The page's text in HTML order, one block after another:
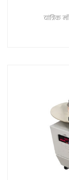
यांत्रिक